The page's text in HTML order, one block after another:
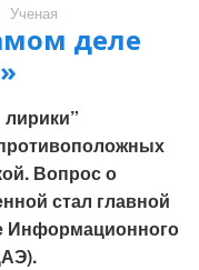
Ученая
деле
Вопрос о
стал главной
Информационного